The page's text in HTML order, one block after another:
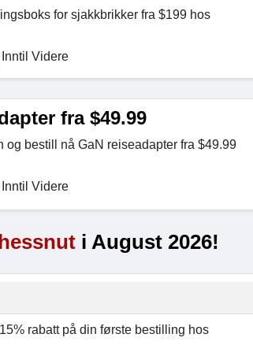
for sjakkbrikker fra $199 hos
Videre
fra $49.99
og bestill nå GaN reiseadapter fra $49.99
Videre
i August 2026!
rabatt på din første bestilling hos